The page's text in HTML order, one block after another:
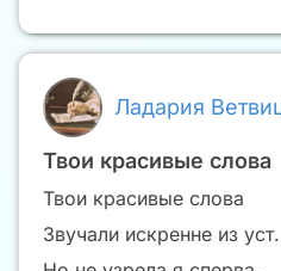
Ладария
Твои красивые слова
Твои красивые слова
Звучали искренне из уст.